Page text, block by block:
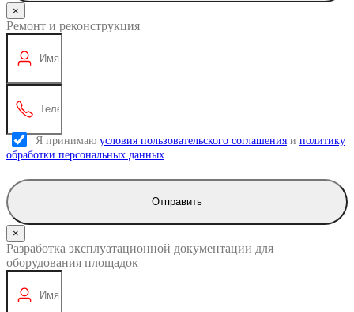
×
Ремонт и реконструкция
Я принимаю условия пользовательского соглашения и политику
обработки персональных данных
Отправить
×
Разработка эксплуатационной документации для
оборудования площадок